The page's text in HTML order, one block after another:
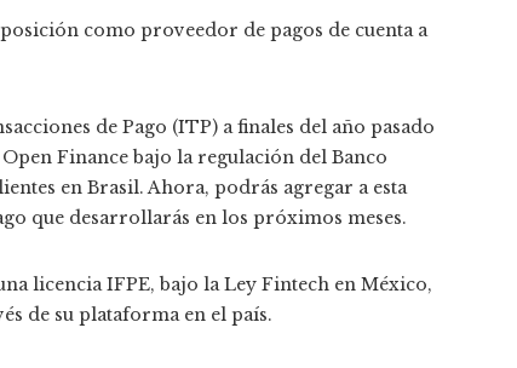
como proveedor de pagos de cuenta a
de Pago (ITP) a finales del año pasado
Finance bajo la regulación del Banco
en Brasil. Ahora, podrás agregar a esta
que desarrollarás en los próximos meses.
licencia IFPE, bajo la Ley Fintech en México,
de su plataforma en el país.